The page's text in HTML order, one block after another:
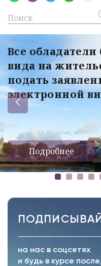
Все
вида на
подать
электронной
Подробнее
на нас в соцсетях
и будь в курсе